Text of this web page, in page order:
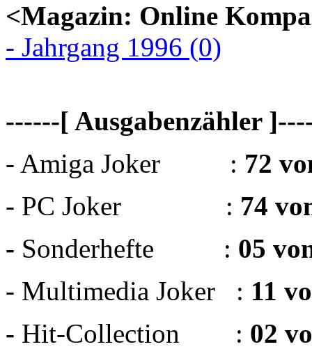
<Magazin: Online
- Jahrgang 1996 (0)
------[ Ausgabenzähler
- Amiga Joker : 72
- PC Joker : 74
- Sonderhefte : 05
- Multimedia Joker : 11
- Hit-Collection : 02